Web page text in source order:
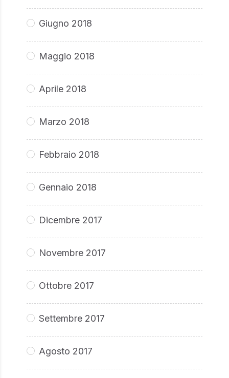
Giugno 2018
Maggio 2018
Aprile 2018
Marzo 2018
Febbraio 2018
Gennaio 2018
Dicembre 2017
Novembre 2017
Ottobre 2017
Settembre 2017
Agosto 2017